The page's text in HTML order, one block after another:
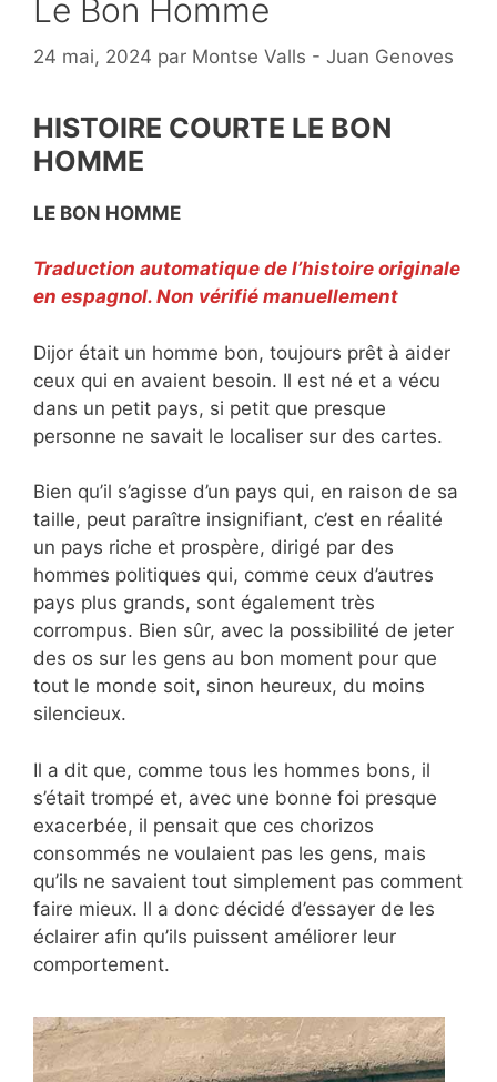
Le Bon Homme
24 mai, 2024 par Montse Valls - Juan Genoves
HISTOIRE COURTE LE BON
HOMME
LE BON HOMME
Traduction automatique de l’histoire originale
en espagnol. Non vérifié manuellement
Dijor était un homme bon, toujours prêt à aider
ceux qui en avaient besoin. Il est né et a vécu
dans un petit pays, si petit que presque
personne ne savait le localiser sur des cartes.
Bien qu’il s’agisse d’un pays qui, en raison de sa
taille, peut paraître insignifiant, c’est en réalité
un pays riche et prospère, dirigé par des
hommes politiques qui, comme ceux d’autres
pays plus grands, sont également très
corrompus. Bien sûr, avec la possibilité de jeter
des os sur les gens au bon moment pour que
tout le monde soit, sinon heureux, du moins
silencieux.
Il a dit que, comme tous les hommes bons, il
s’était trompé et, avec une bonne foi presque
exacerbée, il pensait que ces chorizos
consommés ne voulaient pas les gens, mais
qu’ils ne savaient tout simplement pas comment
faire mieux. Il a donc décidé d’essayer de les
éclairer afin qu’ils puissent améliorer leur
comportement.